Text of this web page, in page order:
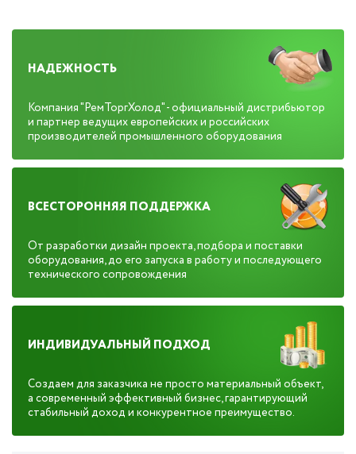
НАДЕЖНОСТЬ
Компания "РемТоргХолод" - официальный дистрибьютор
и партнер ведущих европейских и российских
производителей промышленного оборудования
ВСЕСТОРОННЯЯ ПОДДЕРЖКА
От разработки дизайн проекта, подбора и поставки
оборудования, до его запуска в работу и последующего
технического сопровождения
ИНДИВИДУАЛЬНЫЙ ПОДХОД
Создаем для заказчика не просто материальный объект,
а современный эффективный бизнес, гарантирующий
стабильный доход и конкурентное преимущество.